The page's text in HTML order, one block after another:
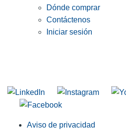
Dónde comprar
Contáctenos
Iniciar sesión
Aviso de privacidad